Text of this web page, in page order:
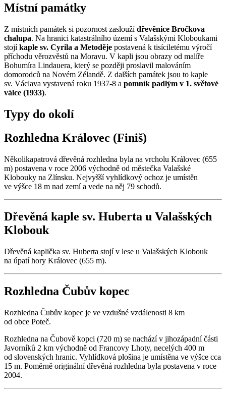
Místní památky
Z místních památek si pozornost zasloužídřevěnice Bročkova
chalupa. Na hranici katastrálního území s Valašskými Kloboukami
stojíkaple sv. Cyrila a Metoděje postavená k tisíciletému výročí
příchodu věrozvěstů na Moravu. V kapli jsou obrazy od malíře
Bohumíra Lindauera, který se později proslavil malováním
domorodců na Novém Zélandě. Z dalších památek jsou to kaple
sv. Václava vystavená roku 1937-8 a pomník padlým v 1. světové
válce (1933).
Typy do okolí
Rozhledna Královec (Finiš)
Několikapatrová dřevěná rozhledna byla na vrcholu Královec (655
m) postavena v roce 2006 východně od městečka Valašské
Klobouky na Zlínsku. Nejvyšší vyhlídkový ochoz je umístěn
ve výšce 18 m nad zemí a vede na něj 79 schodů.
Dřevěná kaple sv. Huberta u Valašských
Klobouk
Dřevěná kaplička sv. Huberta stojí v lese u Valašských Klobouk
na úpatí hory Královec (655 m).
Rozhledna Čubův kopec
Rozhledna Čubův kopec je ve vzdušné vzdálenosti 8 km
od obce Poteč.
Rozhledna na Čubově kopci (720 m) se nachází v jihozápadní části
Javorníků 2 km východně od Francovy Lhoty, necelých 400 m
od slovenských hranic. Vyhlídková plošina je umístěna ve výšce cca
15 m. Poměrně originální dřevěná rozhledna byla postavena v roce
2004.